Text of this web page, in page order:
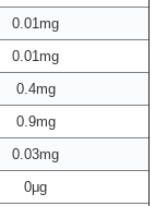
0.01mg
0.01mg
0.4mg
0.9mg
0.03mg
0μg